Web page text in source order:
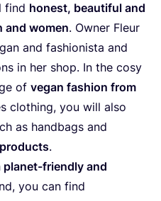
find honest, beau­tiful and
and women. Owner Fleur
and fashio­nis­ta and
in her shop. In the cosy
of vegan fashion from
clot­hing, you will also
as hand­bags and
.
pla­net-fri­end­ly and
you can find